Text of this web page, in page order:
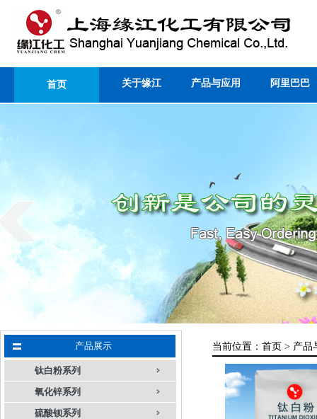
首页 关于缘江 产品与应用 阿里巴巴
产品展示
钛白粉系列
氧化锌系列
硫酸钡系列
当前位置： 首页 > 产品